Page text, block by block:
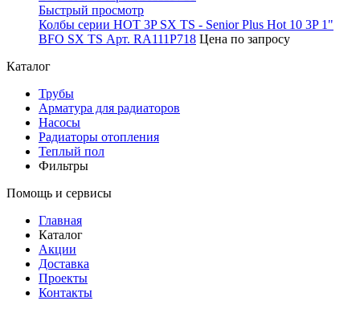
Быстрый просмотр
Колбы серии HOT 3P SX TS - Senior Plus Hot 10 3P 1"
BFO SX TS Арт. RA111P718 Цена по запросу
Каталог
Трубы
Арматура для радиаторов
Насосы
Радиаторы отопления
Теплый пол
Фильтры
Помощь и сервисы
Главная
Каталог
Акции
Доставка
Проекты
Контакты